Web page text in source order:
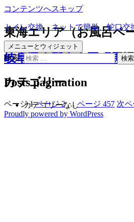
コンテンツへスキップ
トイレ交換、ネットで簡単、蛇口交
メニューとウィジェット
検索:
カテゴリー
カテゴリーなし
東海エリア（お風呂ペ
岐阜県恵那市山岡町馬
Posts pagination
ページ1 ページ2 … ページ 457 次
Proudly powered by WordPress